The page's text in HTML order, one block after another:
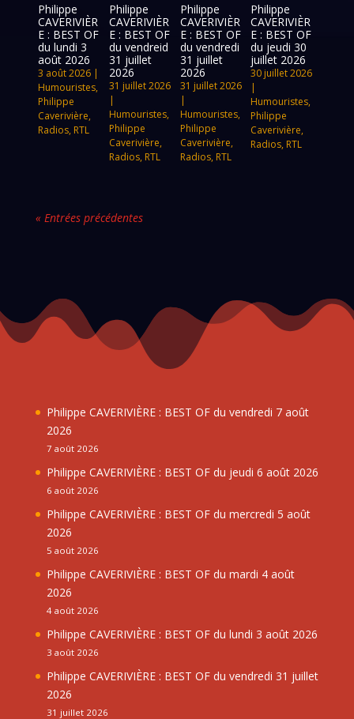
Philippe
CAVERIVIÈR
E : BEST OF
du lundi 3
août 2026
3 août 2026 |
Humouristes,
Philippe
Caverivière,
Radios, RTL
Philippe
CAVERIVIÈR
E : BEST OF
du vendreid
31 juillet
2026
31 juillet 2026
|
Humouristes,
Philippe
Caverivière,
Radios, RTL
Philippe
CAVERIVIÈR
E : BEST OF
du vendredi
31 juillet
2026
31 juillet 2026
|
Humouristes,
Philippe
Caverivière,
Radios, RTL
Philippe
CAVERIVIÈR
E : BEST OF
du jeudi 30
juillet 2026
30 juillet 2026
|
Humouristes,
Philippe
Caverivière,
Radios, RTL
« Entrées précédentes
Philippe CAVERIVIÈRE : BEST OF du vendredi 7 août
2026
7 août 2026
Philippe CAVERIVIÈRE : BEST OF du jeudi 6 août 2026
6 août 2026
Philippe CAVERIVIÈRE : BEST OF du mercredi 5 août
2026
5 août 2026
Philippe CAVERIVIÈRE : BEST OF du mardi 4 août
2026
4 août 2026
Philippe CAVERIVIÈRE : BEST OF du lundi 3 août 2026
3 août 2026
Philippe CAVERIVIÈRE : BEST OF du vendredi 31 juillet
2026
31 juillet 2026